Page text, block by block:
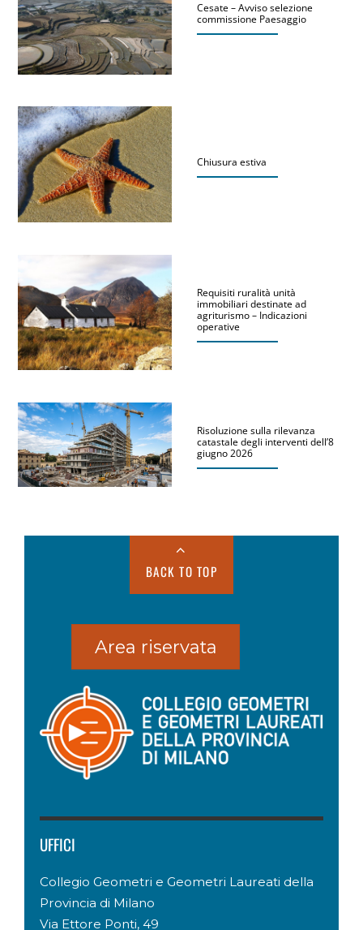
Cesate – Avviso selezione
commissione Paesaggio
Chiusura estiva
Requisiti ruralità unità
immobiliari destinate ad
agriturismo – Indicazioni
operative
Risoluzione sulla rilevanza
catastale degli interventi dell’8
giugno 2026
BACK TO TOP
Area riservata
UFFICI
Collegio Geometri e Geometri Laureati della
Provincia di Milano
Via Ettore Ponti, 49